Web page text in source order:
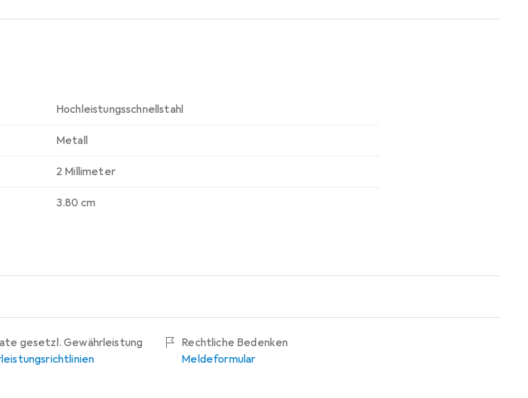
präzise und tiefere Bohrungen geeignet. Der Lieferumfang umfasst 10
Lösung für professionelle Anwender darstellt.
Hochleistungsschnellstahl
Metall
2 Millimeter
3.80 cm
gesetzl. Gewährleistung
Rechtliche Bedenken
Meldeformular